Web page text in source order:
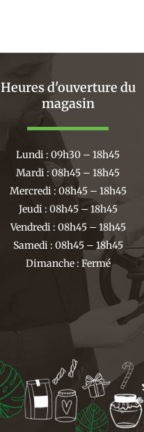
Heures d'ouverture du
magasin
Lundi : 09h30 – 18h45
Mardi : 08h45 – 18h45
Mercredi : 08h45 – 18h45
Jeudi : 08h45 – 18h45
Vendredi : 08h45 – 18h45
Samedi : 08h45 – 18h45
Dimanche : Fermé